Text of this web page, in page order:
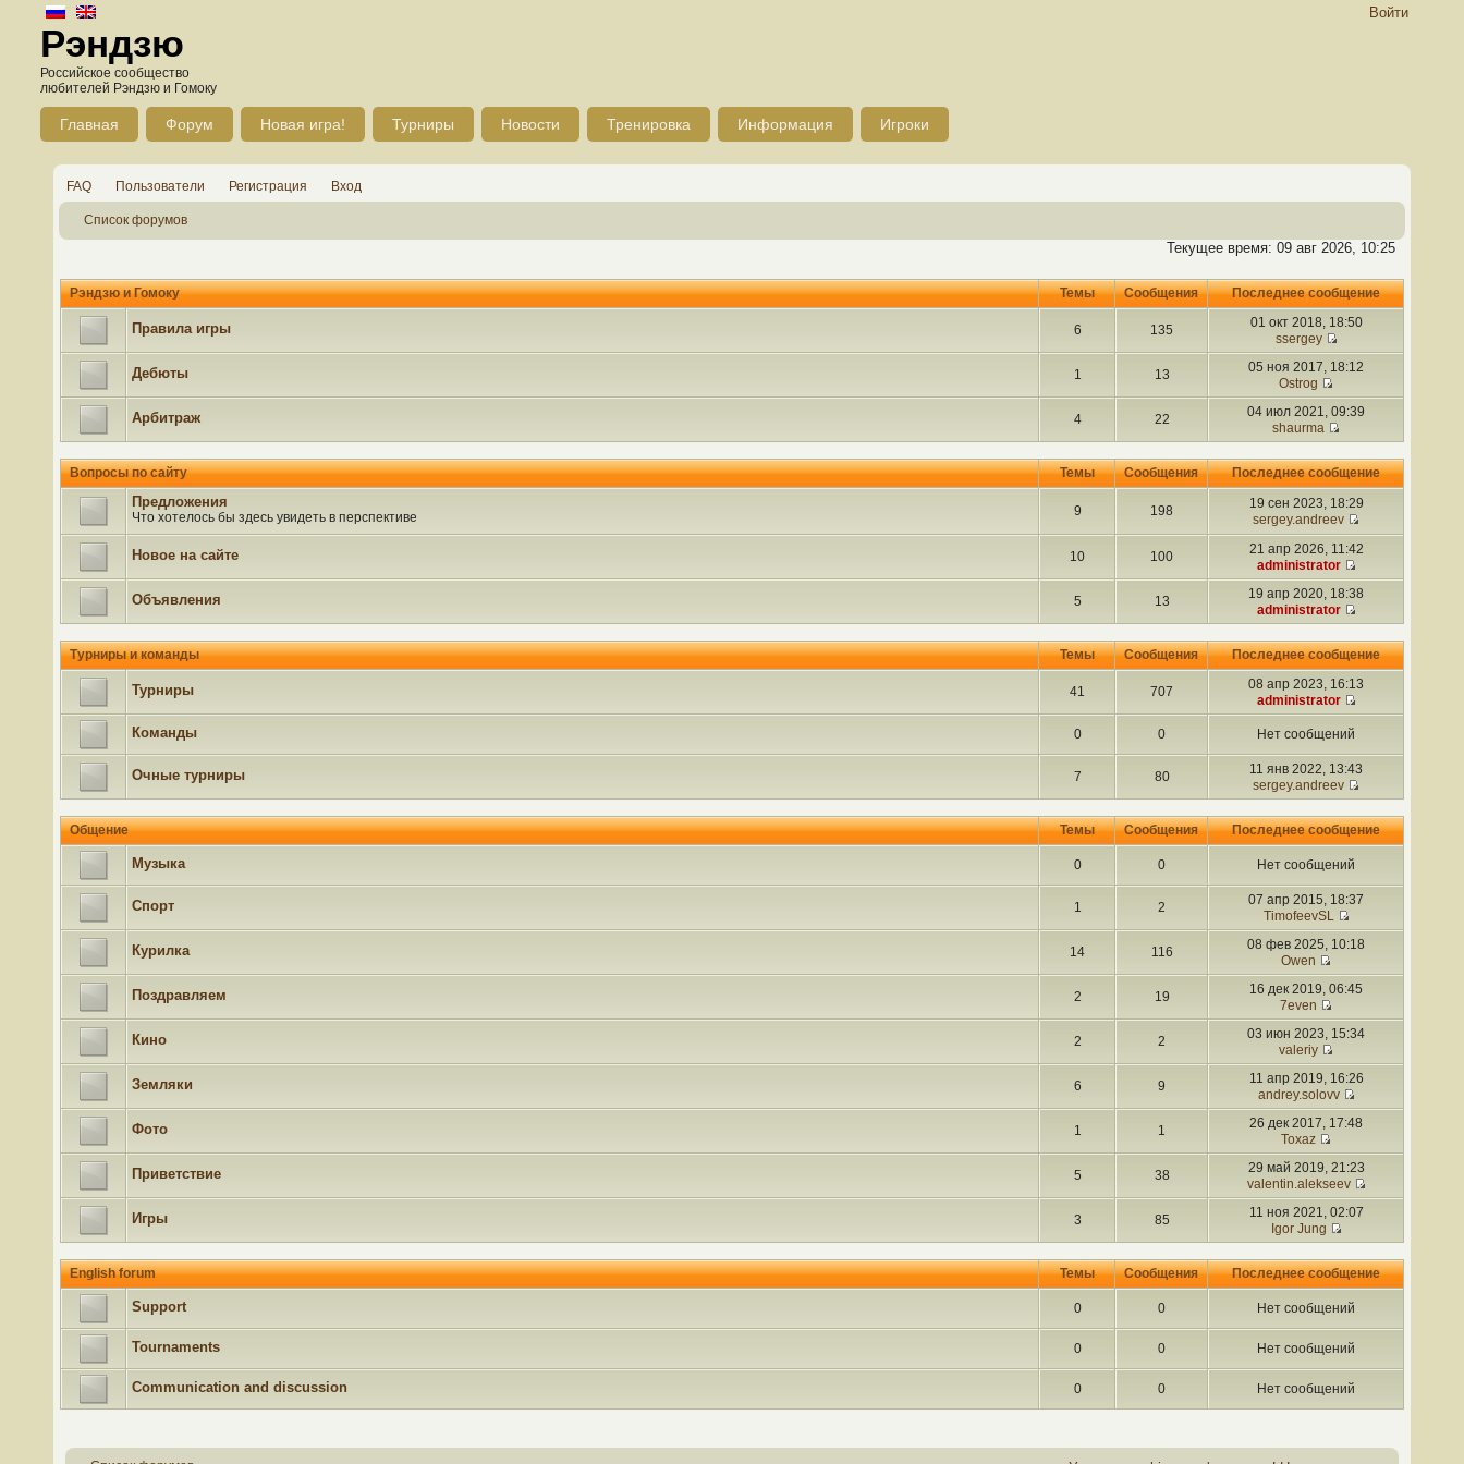
Войти
Рэндзю
Российское сообщество
любителей Рэндзю и Гомоку
Главная Форум Новая игра! Турниры Новости Тренировка Информация Игроки
FAQ Пользователи Регистрация Вход
Список форумов
Текущее время: 09 авг 2026, 10:25
Рэндзю и Гомоку Темы Сообщения Последнее сообщение
Правила игры 6 135
01 окт 2018, 18:50
ssergey
Дебюты 1 13
05 ноя 2017, 18:12
Ostrog
Арбитраж 4 22
04 июл 2021, 09:39
shaurma
Вопросы по сайту Темы Сообщения Последнее сообщение
Предложения
Что хотелось бы здесь увидеть в перспективе 9 198
19 сен 2023, 18:29
sergey.andreev
Новое на сайте 10 100
21 апр 2026, 11:42
administrator
Объявления 5 13
19 апр 2020, 18:38
administrator
Турниры и команды Темы Сообщения Последнее сообщение
Турниры 41 707
08 апр 2023, 16:13
administrator
Команды 0 0 Нет сообщений
Очные турниры 7 80
11 янв 2022, 13:43
sergey.andreev
Общение Темы Сообщения Последнее сообщение
Музыка 0 0 Нет сообщений
Спорт 1 2
07 апр 2015, 18:37
TimofeevSL
Курилка 14 116
08 фев 2025, 10:18
Owen
Поздравляем 2 19
16 дек 2019, 06:45
7even
Кино 2 2
03 июн 2023, 15:34
valeriy
Земляки 6 9
11 апр 2019, 16:26
andrey.solovv
Фото 1 1
26 дек 2017, 17:48
Toxaz
Приветствие 5 38
29 май 2019, 21:23
valentin.alekseev
Игры 3 85
11 ноя 2021, 02:07
Igor Jung
English forum Темы Сообщения Последнее сообщение
Support 0 0 Нет сообщений
Tournaments 0 0 Нет сообщений
Communication and discussion 0 0 Нет сообщений